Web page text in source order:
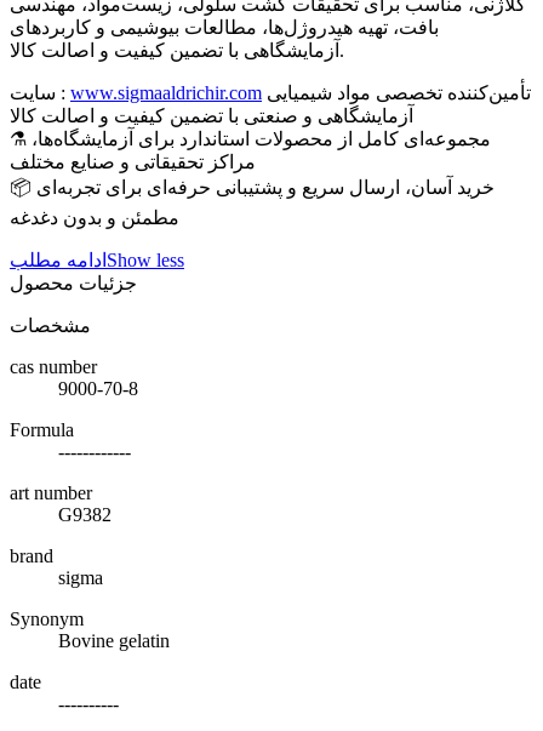
کلاژنی، مناسب برای تحقیقات کشت سلولی، زیست‌مواد، مهندسی
بافت، تهیه هیدروژل‌ها، مطالعات بیوشیمی و کاربردهای
آزمایشگاهی با تضمین کیفیت و اصالت کالا.
سایت : www.sigmaaldrichir.com
آزمایشگاهی و صنعتی با تضمین کیفیت و اصالت کالا
⚗️ مجموعه‌ای کامل از محصولات استاندارد برای آزمایشگاه‌ها،
مراکز تحقیقاتی و صنایع مختلف
📦 خرید آسان، ارسال سریع و پشتیبانی حرفه‌ای برای تجربه‌ای
مطمئن و بدون دغدغه
ادامه مطلب Show less
جزئیات محصول
مشخصات
cas number
9000-70-8
Formula
------------
art number
G9382
brand
sigma
Synonym
Bovine gelatin
date
----------